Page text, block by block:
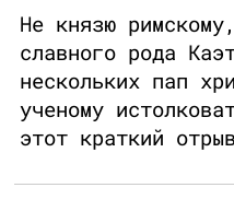
Не князю
славного рода
нескольких пап
ученому
этот краткий